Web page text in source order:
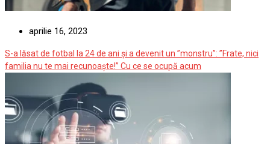
aprilie 16, 2023
S-a lăsat de fotbal la 24 de ani și a devenit un ”monstru”: ”Frate, nici
familia nu te mai recunoaște!” Cu ce se ocupă acum